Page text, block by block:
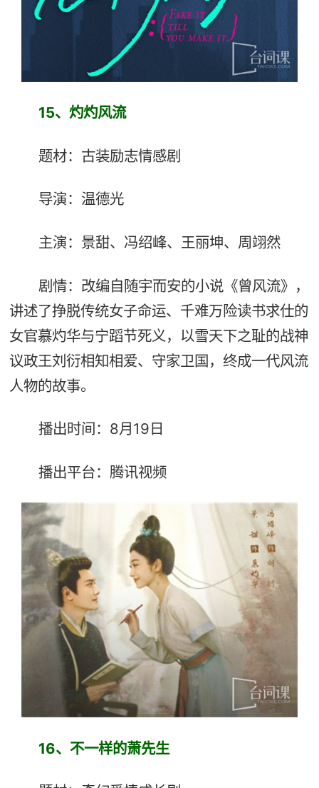
15、 灼灼风流
题材：古装励志情感剧
导演：温德光
主演：景甜、冯绍峰、王丽坤、周翊然
剧情：改编自随宇而安的小说《曾风流》，
讲述了挣脱传统女子命运、千难万险读书求仕的
女官慕灼华与宁蹈节死义，以雪天下之耻的战神
议政王刘衍相知相爱、守家卫国，终成一代风流
人物的故事。
播出时间：8月19日
播出平台：腾讯视频
16、不一样的萧先生